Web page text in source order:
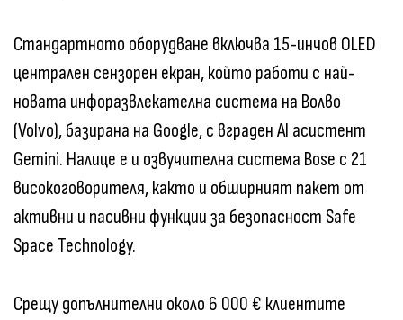
Стандартното оборудване включва 15-инчов OLED
централен сензорен екран, който работи с най-
новата инфоразвлекателна система на Волво
(Volvo), базирана на Google, с вграден AI асистент
Gemini. Налице е и озвучителна система Bose с 21
високоговорителя, както и обширният пакет от
активни и пасивни функции за безопасност Safe
Space Technology.
Срещу допълнителни около 6 000 € клиентите